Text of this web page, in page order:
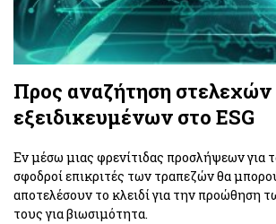
Προς αναζήτηση στελεχών
εξειδικευμένων στο ESG
Εν μέσω μιας φρενίτιδας προσλήψεων για
σφοδροί επικριτές των τραπεζών θα
αποτελέσουν το κλειδί για την προώθηση
τους για βιωσιμότητα.